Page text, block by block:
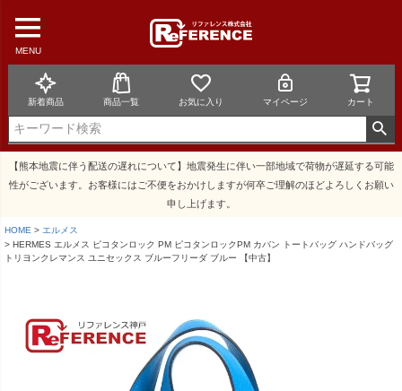
MENU
新着商品 商品一覧 お気に入り マイページ カート
【熊本地震に伴う配送の遅れについて】地震発生に伴い一部地域で荷物が遅延する可能
性がございます。お客様にはご不便をおかけしますが何卒ご理解のほどよろしくお願い
申し上げます。
HOME
エルメス
HERMES エルメス ピコタンロック PM ピコタンロックPM カバン トートバッグ ハンドバッグ
トリヨンクレマンス ユニセックス ブルーフリーダ ブルー 【中古】